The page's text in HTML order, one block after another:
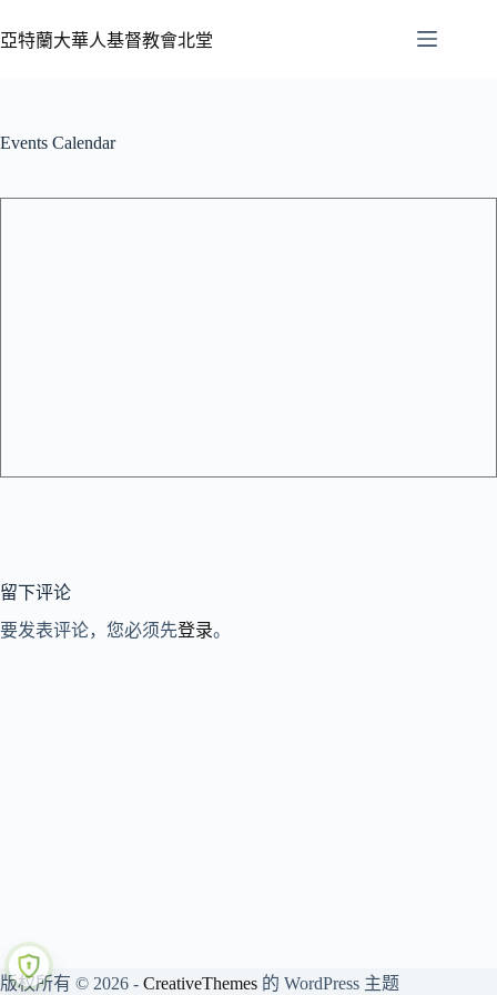
亞特蘭大華人基督教會北堂
Events Calendar
留下评论
要发表评论，您必须先登录。
版权所有 © 2026 - CreativeThemes 的 WordPress 主题